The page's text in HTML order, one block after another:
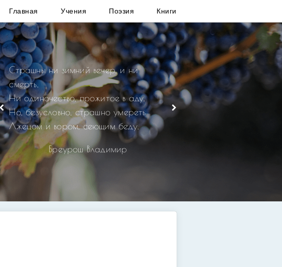
Страшны ни зимний вечер, и ни
смерть,
Ни одиночество, прожитое в аду.
Но, безусловно, страшно умереть
Лжецом и вором, сеющим беду.
Бреурош Владимир
Главная Учения Поэзия Книги